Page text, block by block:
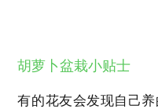
胡萝卜盆栽小贴士
有的花友会发现自己